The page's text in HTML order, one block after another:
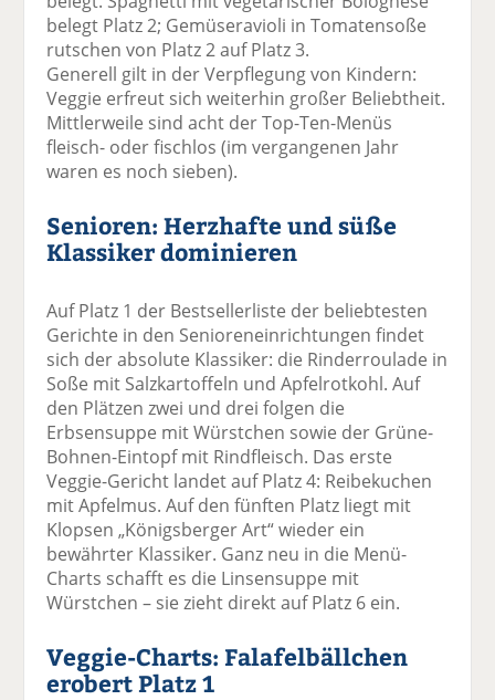
belegt Platz 2; Gemüseravioli in Tomatensoße
rutschen von Platz 2 auf Platz 3.
Generell gilt in der Verpflegung von Kindern:
Veggie erfreut sich weiterhin großer Beliebtheit.
Mittlerweile sind acht der Top-Ten-Menüs
fleisch- oder fischlos (im vergangenen Jahr
waren es noch sieben).
Senioren: Herzhafte und süße
Klassiker dominieren
Auf Platz 1 der Bestsellerliste der beliebtesten
Gerichte in den Senioreneinrichtungen findet
sich der absolute Klassiker: die Rinderroulade in
Soße mit Salzkartoffeln und Apfelrotkohl. Auf
den Plätzen zwei und drei folgen die
Erbsensuppe mit Würstchen sowie der Grüne-
Bohnen-Eintopf mit Rindfleisch. Das erste
Veggie-Gericht landet auf Platz 4: Reibekuchen
mit Apfelmus. Auf den fünften Platz liegt mit
Klopsen „Königsberger Art“ wieder ein
bewährter Klassiker. Ganz neu in die Menü-
Charts schafft es die Linsensuppe mit
Würstchen – sie zieht direkt auf Platz 6 ein.
Veggie-Charts: Falafelbällchen
erobert Platz 1